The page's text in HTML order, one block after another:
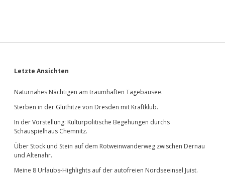
Sidebar
Letzte Ansichten
Naturnahes Nächtigen am traumhaften Tagebausee.
Sterben in der Gluthitze von Dresden mit Kraftklub.
In der Vorstellung: Kulturpolitische Begehungen durchs
Schauspielhaus Chemnitz.
Über Stock und Stein auf dem Rotweinwanderweg zwischen Dernau
und Altenahr.
Meine 8 Urlaubs-Highlights auf der autofreien Nordseeinsel Juist.